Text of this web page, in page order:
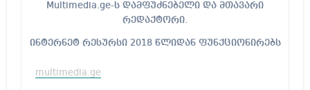
Multimedia.ge-ს დამფუძნებელი და მთავარი
რედაქტორი.
ინტერნეტ რესურსი 2018 წლიდან ფუნქციონირებს
multimedia.ge